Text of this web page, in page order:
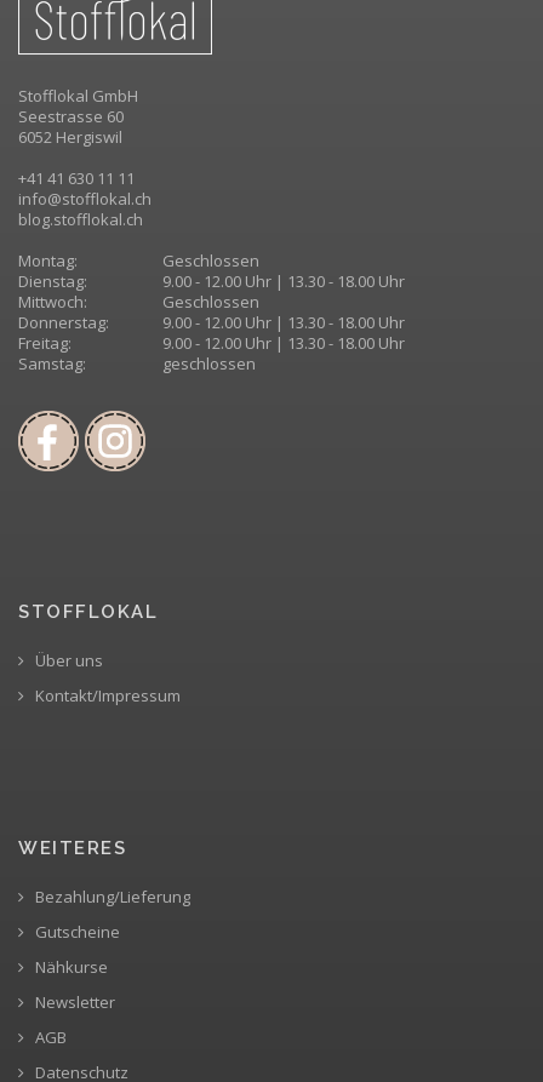
Stofflokal GmbH
Seestrasse 60
6052 Hergiswil
+41 41 630 11 11
info@stofflokal.ch
blog.stofflokal.ch
Montag:
Geschlossen
Dienstag:
9.00 - 12.00 Uhr | 13.30 - 18.00 Uhr
Mittwoch:
Geschlossen
Donnerstag:
9.00 - 12.00 Uhr | 13.30 - 18.00 Uhr
Freitag:
9.00 - 12.00 Uhr | 13.30 - 18.00 Uhr
Samstag:
geschlossen
STOFFLOKAL
Über uns
Kontakt/Impressum
WEITERES
Bezahlung/Lieferung
Gutscheine
Nähkurse
Newsletter
AGB
Datenschutz